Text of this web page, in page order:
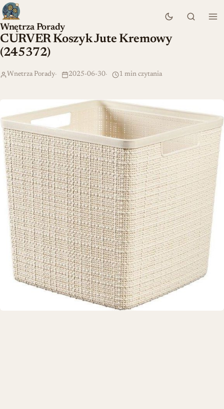
Wnętrza Porady
CURVER Koszyk Jute Kremowy
(245372)
Wnetrza Porady 2025-06-30 1 min czytania